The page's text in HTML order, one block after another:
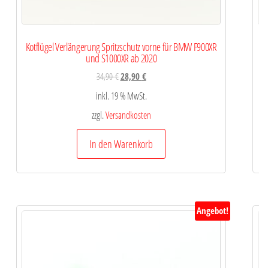
Kotflügel Verlängerung Spritzschutz vorne für BMW F900XR
und S1000XR ab 2020
34,90€28,90€
inkl. 19 % MwSt.
zzgl.Versandkosten
In den Warenkorb
Angebot!